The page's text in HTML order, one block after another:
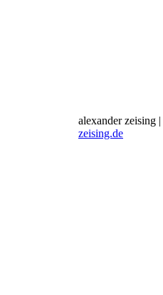
alexander zeising |
zeising.de